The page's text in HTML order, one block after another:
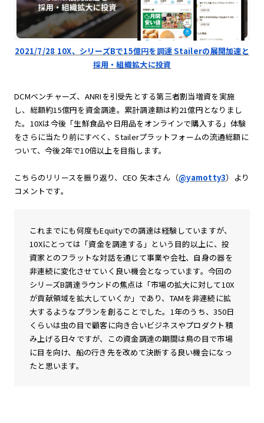
2021/7/28 10X、シリーズBで15億円を調達 Stailerの展開加速と
採用・組織拡大に投資
DCMベンチャーズ、ANRIを引受先とする第三者割当増資を実施
し、総額約15億円を資金調達。累計調達額は約21億円となりまし
た。10Xは今後「生鮮食品や日用品をオンラインで購入する」体験
をさらに当たり前にすべく、Stailerプラットフォームの流通総額に
ついて、今後2年で10倍以上を目指します。
こちらのリリースを振り返り、CEO 矢本さん（@yamotty3）より
コメントです。
これまでにも何度もEquityでの調達は経験していますが、
10Xにとっては「資金を調達する」という目的以上に、投
資家とのフラットな対話を通じて事業や会社、自身の器を
非連続に変化させていく良い機会となっています。今回の
シリーズB調達ラウンドの焦点は「市場の拡大に対して10X
が貢献領域を拡大していくか」であり、TAMを非連続に拡
大するようなプランを創ることでした。1年のうち、350日
くらいは虫の目で顧客に向き合いビジネスやプロダクト積
み上げる日々ですが、この資金調達の期間は鳥の目で市場
に目を向け、船の行き先を改めて決断する良い機会になっ
たと思います。